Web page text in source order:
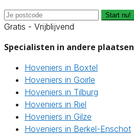
Start nu!
Gratis - Vrijblijvend
Specialisten in andere plaatsen
Hoveniers in Boxtel
Hoveniers in Goirle
Hoveniers in Tilburg
Hoveniers in Riel
Hoveniers in Gilze
Hoveniers in Berkel-Enschot